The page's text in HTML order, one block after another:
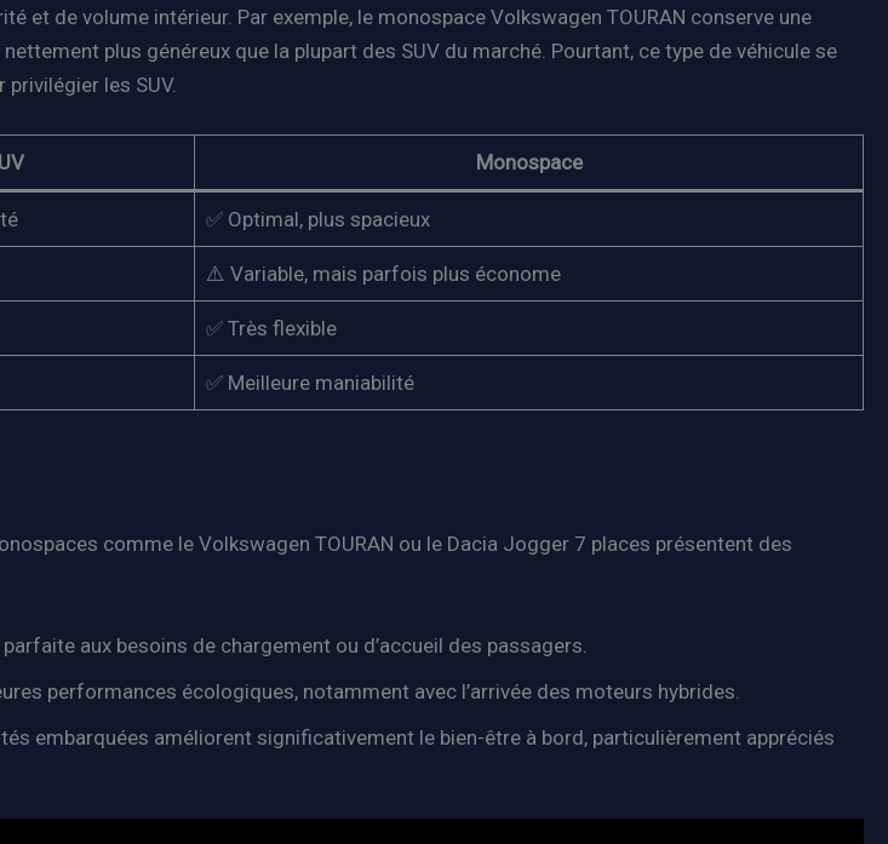
de volume intérieur. Par exemple, le monospace Volkswagen TOURAN conserve une
plus généreux que la plupart des SUV du marché. Pourtant, ce type de véhicule se
les SUV.
Monospace
✅ Optimal, plus spacieux
⚠️ Variable, mais parfois plus économe
✅ Très flexible
✅ Meilleure maniabilité
comme le Volkswagen TOURAN ou le Dacia Jogger 7 places présentent des
aux besoins de chargement ou d’accueil des passagers.
performances écologiques, notamment avec l’arrivée des moteurs hybrides.
embarquées améliorent significativement le bien-être à bord, particulièrement appréciés